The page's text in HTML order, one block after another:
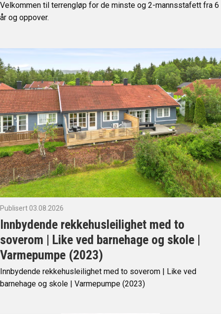
Velkommen til terrengløp for de minste og 2-mannsstafett fra 6
år og oppover.
Publisert 03.08.2026
Innbydende rekkehusleilighet med to
soverom | Like ved barnehage og skole |
Varmepumpe (2023)
Innbydende rekkehusleilighet med to soverom | Like ved
barnehage og skole | Varmepumpe (2023)